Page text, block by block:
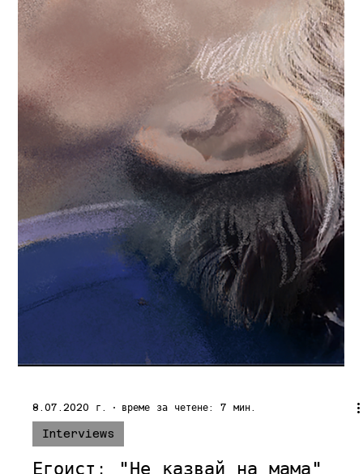
време за четене: 1 мин.
Interviews
Сценаристът Николай Йорданов в
ролята на ментор в първата
дигитална лаборатория -